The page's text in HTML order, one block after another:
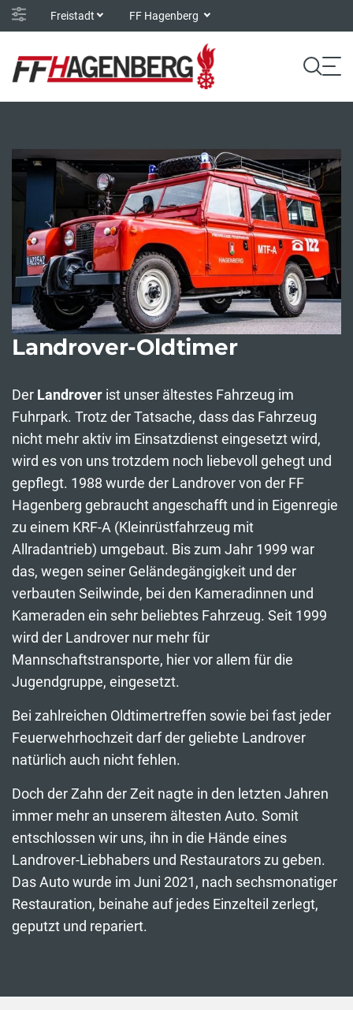
Freistadt FF Hagenberg
Landrover-Oldtimer
Der Landrover ist unser ältestes Fahrzeug im
Fuhrpark. Trotz der Tatsache, dass das Fahrzeug
nicht mehr aktiv im Einsatzdienst eingesetzt wird,
wird es von uns trotzdem noch liebevoll gehegt und
gepflegt. 1988 wurde der Landrover von der FF
Hagenberg gebraucht angeschafft und in Eigenregie
zu einem KRF-A (Kleinrüstfahrzeug mit
Allradantrieb) umgebaut. Bis zum Jahr 1999 war
das, wegen seiner Geländegängigkeit und der
verbauten Seilwinde, bei den Kameradinnen und
Kameraden ein sehr beliebtes Fahrzeug. Seit 1999
wird der Landrover nur mehr für
Mannschaftstransporte, hier vor allem für die
Jugendgruppe, eingesetzt.
Bei zahlreichen Oldtimertreffen sowie bei fast jeder
Feuerwehrhochzeit darf der geliebte Landrover
natürlich auch nicht fehlen.
Doch der Zahn der Zeit nagte in den letzten Jahren
immer mehr an unserem ältesten Auto. Somit
entschlossen wir uns, ihn in die Hände eines
Landrover-Liebhabers und Restaurators zu geben.
Das Auto wurde im Juni 2021, nach sechsmonatiger
Restauration, beinahe auf jedes Einzelteil zerlegt,
geputzt und repariert.